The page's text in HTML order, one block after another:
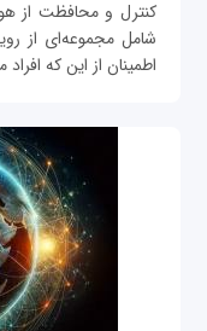
شامل مجموعه‌ای از
اطمینان از این که